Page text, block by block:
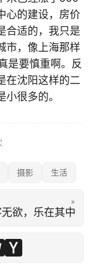
心的建设，房价
合适的，我只是
市，像上海那样
是要慎重啊。反
在沈阳这样的二
很多的。
摄影 生活
»
欲，乐在其中